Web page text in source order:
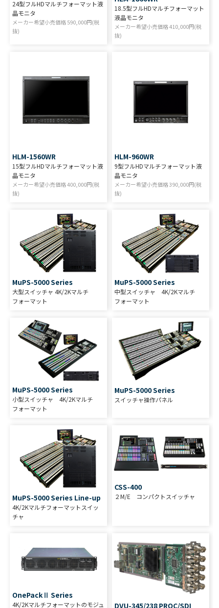
24型フルHDマルチフォーマット液
晶モニタ
メーカー希望小売価格590,000円(税
抜)
18.5型フルHDマルチフォーマット
液晶モニタ
メーカー希望小売価格410,000円(税
抜)
HLM-1560WR
15型フルHDマルチフォーマット液
晶モニタ
メーカー希望小売価格400,000円(税
抜)
HLM-960WR
9型フルHDマルチフォーマット液
晶モニタ
メーカー希望小売価格390,000円(税
抜)
MuPS-5000 Series
大型スイッチャ 4K/2Kマルチ
フォーマット
MuPS-5000 Series
中型スイッチャ 4K/2Kマルチ
フォーマット
MuPS-5000 Series
小型スイッチャ 4K/2Kマルチ
フォーマット
MuPS-5000 Series
スイッチャ操作パネル
MuPS-5000 Series Line-up
4K/2Kマルチフォーマットスイッ
チャ
CSS-400
２M/E コンパクトスイッチャ
OnePackⅡ Series
4K/2Kマルチフォーマットのモジュ DVU-345/238 PROC/SDI